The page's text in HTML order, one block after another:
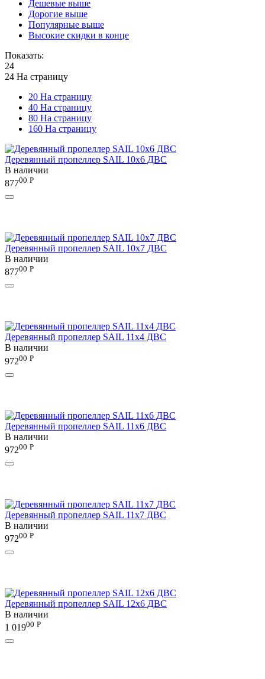
Дешевые выше
Дорогие выше
Популярные выше
Высокие скидки в конце
Показать:
24
24 На страницу
20 На страницу
40 На страницу
80 На страницу
160 На страницу
Деревянный пропеллер SAIL 10x6 ДВС
В наличии
87700 Р
Деревянный пропеллер SAIL 10x7 ДВС
В наличии
87700 Р
Деревянный пропеллер SAIL 11x4 ДВС
В наличии
97200 Р
Деревянный пропеллер SAIL 11x6 ДВС
В наличии
97200 Р
Деревянный пропеллер SAIL 11x7 ДВС
В наличии
97200 Р
Деревянный пропеллер SAIL 12x6 ДВС
В наличии
1 01900 Р